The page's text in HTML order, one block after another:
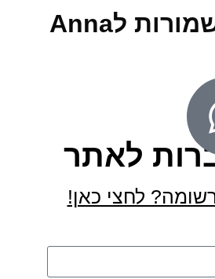
כל הזכויות שמורות לAnna
לאתר
לחצי כאן!